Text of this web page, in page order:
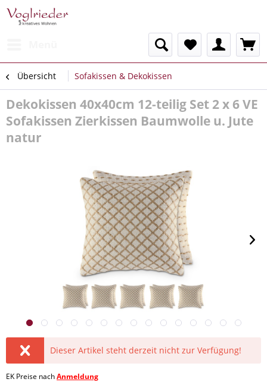
Übersicht Sofakissen & Dekokissen
Dekokissen 40x40cm 12-teilig Set 2 x 6 VE
Sofakissen Zierkissen Baumwolle u. Jute
natur
Dieser Artikel steht derzeit nicht zur Verfügung!
EK Preise nachAnmeldung